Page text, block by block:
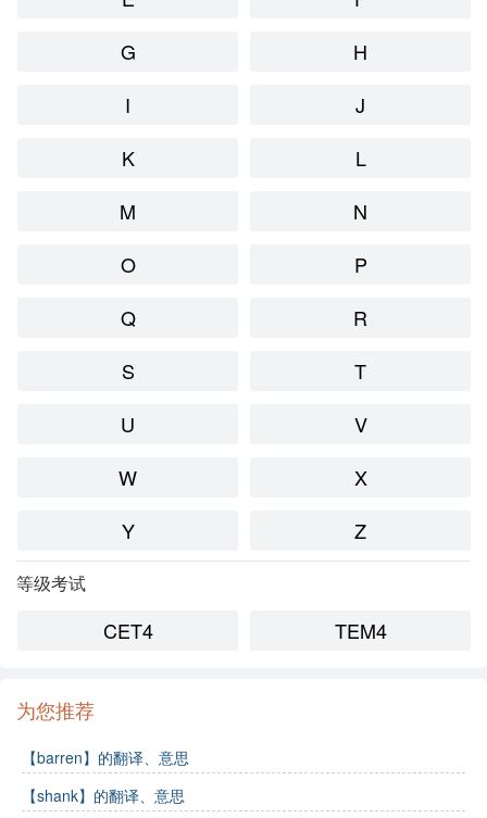
G
H
I
J
K
L
M
N
O
P
Q
R
S
T
U
V
W
X
Y
Z
等级考试
CET4 TEM4
为您推荐
【barren】的翻译、意思
【shank】的翻译、意思